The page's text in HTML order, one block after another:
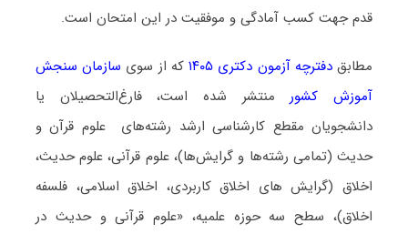
قدم جهت کسب آمادگی و موفقیت در این امتحان است.
مطابقدفترچه آزمون دکتری ۱۴۰۵ که از سوی سازمان سنجش
آموزش کشورمنتشر شده است، فارغ‌التحصیلان یا
دانشجویان مقطع کارشناسی ارشد رشته‌های علوم قرآن و
حدیث (تمامی رشته‌ها و گرایش‌ها)، علوم قرآنی، علوم حدیث،
اخلاق (گرایش های اخلاق کاربردی، اخلاق اسلامی، فلسفه
اخلاق)، سطح سه حوزه علمیه، «علوم قرآنی و حدیث در